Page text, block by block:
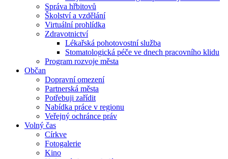
Správa hřbitovů
Školství a vzdělání
Virtuální prohlídka
Zdravotnictví
Lékařská pohotovostní služba
Stomatologická péče ve dnech pracovního klidu
Program rozvoje města
Občan
Dopravní omezení
Partnerská města
Potřebuji zařídit
Nabídka práce v regionu
Veřejný ochránce práv
Volný čas
Církve
Fotogalerie
Kino